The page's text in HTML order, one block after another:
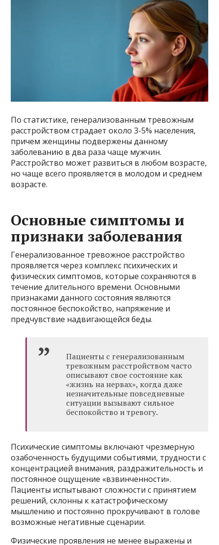
По статистике, генерализованным тревожным
расстройством страдает около 3-5% населения,
причем женщины подвержены данному
заболеванию в два раза чаще мужчин.
Расстройство может развиться в любом возрасте,
но чаще всего проявляется в молодом и среднем
возрасте.
Основные симптомы и
признаки заболевания
Генерализованное тревожное расстройство
проявляется через комплекс психических и
физических симптомов, которые сохраняются в
течение длительного времени. Основными
признаками данного состояния являются
постоянное беспокойство, напряжение и
предчувствие надвигающейся беды.
Пациенты с генерализованным
тревожным расстройством часто
описывают свое состояние как
«жизнь на нервах», когда даже
незначительные повседневные
ситуации вызывают сильное
беспокойство и тревогу.
Психические симптомы включают чрезмерную
озабоченность будущими событиями, трудности с
концентрацией внимания, раздражительность и
постоянное ощущение «взвинченности».
Пациенты испытывают сложности с принятием
решений, склонны к катастрофическому
мышлению и постоянно прокручивают в голове
возможные негативные сценарии.
Физические проявления не менее выражены и